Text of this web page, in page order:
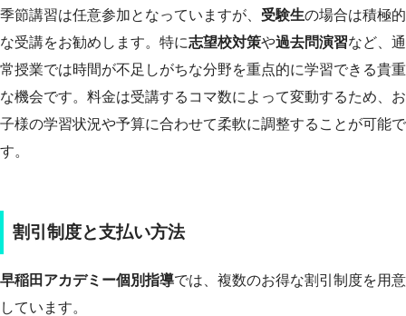
季節講習は任意参加となっていますが、 受験生の場合は積極的
な受講をお勧めします。特に志望校対策や過去問演習など、通
常授業では時間が不足しがちな分野を重点的に学習できる貴重
な機会です。料金は受講するコマ数によって変動するため、お
子様の学習状況や予算に合わせて柔軟に調整することが可能で
す。
割引制度と支払い方法
早稲田アカデミー個別指導では、複数のお得な割引制度を用意
しています。